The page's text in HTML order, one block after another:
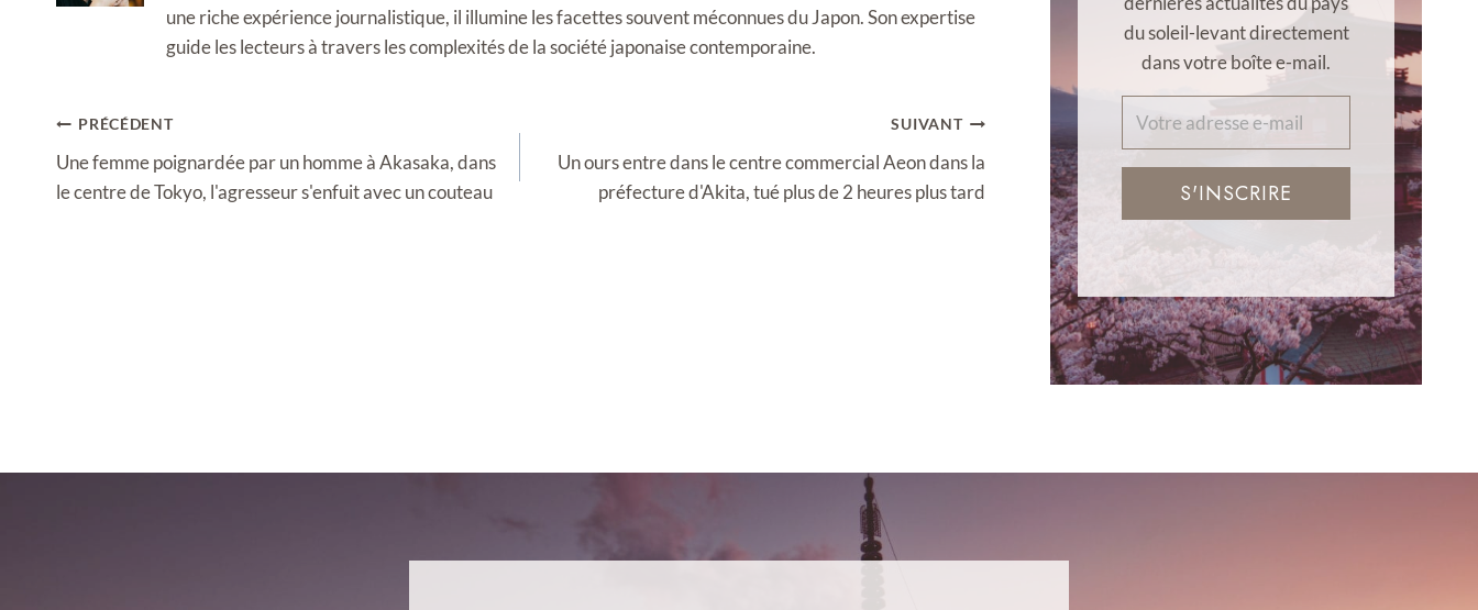
une riche expérience journalistique, il illumine les facettes souvent méconnues du Japon. Son expertise
guide les lecteurs à travers les complexités de la société japonaise contemporaine.
Navigation
de
l’article
PRÉCÉDENT
Une femme poignardée par un homme à Akasaka, dans
le centre de Tokyo, l'agresseur s'enfuit avec un couteau
SUIVANT
Un ours entre dans le centre commercial Aeon dans la
préfecture d'Akita, tué plus de 2 heures plus tard
du soleil-levant directement
dans votre boîte e-mail.
S'INSCRIRE